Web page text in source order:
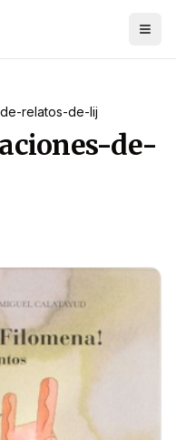
relatos-de-lij
de-